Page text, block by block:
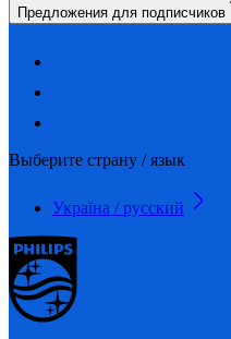
Предложения для подписчиков
Выберите страну / язык
Україна / русский